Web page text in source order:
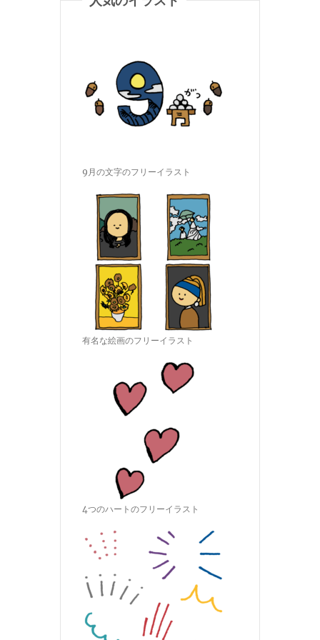
9月の文字のフリーイラスト
有名な絵画のフリーイラスト
4つのハートのフリーイラスト